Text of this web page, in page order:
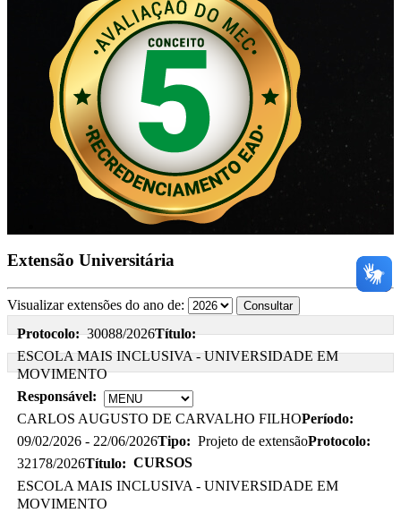
Extensão Universitária
Visualizar extensões do ano de:
Protocolo: 30088/2026Título:
ESCOLA MAIS INCLUSIVA - UNIVERSIDADE EM
MOVIMENTO
Responsável:
CARLOS AUGUSTO DE CARVALHO FILHOPeríodo:
09/02/2026 - 22/06/2026Tipo: Projeto de extensãoProtocolo:
32178/2026Título:
ESCOLA MAIS INCLUSIVA - UNIVERSIDADE EM
MOVIMENTO
CURSOS